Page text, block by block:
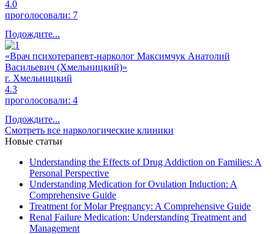
4.0
проголосовали: 7
Подождите...
«Врач психотерапевт-нарколог Максимчук Анатолий
Васильевич (Хмельницкий)»
г. Хмельницкий
4.3
проголосовали: 4
Подождите...
Смотреть все наркологические клиники
Новые статьи
Understanding the Effects of Drug Addiction on Families: A
Personal Perspective
Understanding Medication for Ovulation Induction: A
Comprehensive Guide
Treatment for Molar Pregnancy: A Comprehensive Guide
Renal Failure Medication: Understanding Treatment and
Management